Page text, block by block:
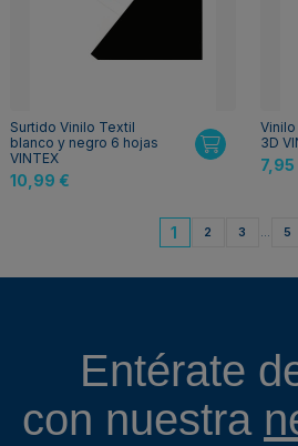
Surtido Vinilo Textil
blanco y negro 6 hojas
VINTEX
10,99 €
3D
7,95
1 2 3 … 5
Entérate
con nuestra